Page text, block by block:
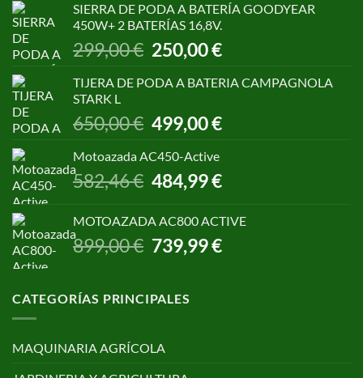
era:
1.055,00 €.
es:
SIERRA DE PODA A BATERÍA GOODYEAR
450W+ 2 BATERÍAS 16,8V.
299,00€ El
precio
original
299,00 €.
250,00€El
actual
250,00 €.
TIJERA DE PODA A BATERIA CAMPAGNOLA
STARK L
650,00€
El
precio
original
650,00 €.
499,00€El
499,00 €.
Motoazada AC450-Active
582,46€
El
precio
era:
582,46 €.
484,99€El
es:
484,99 €.
MOTOAZADA AC800 ACTIVE
899,00€ El
precio
era:
739,99€El
CATEGORÍAS PRINCIPALES
MAQUINARIA AGRÍCOLA